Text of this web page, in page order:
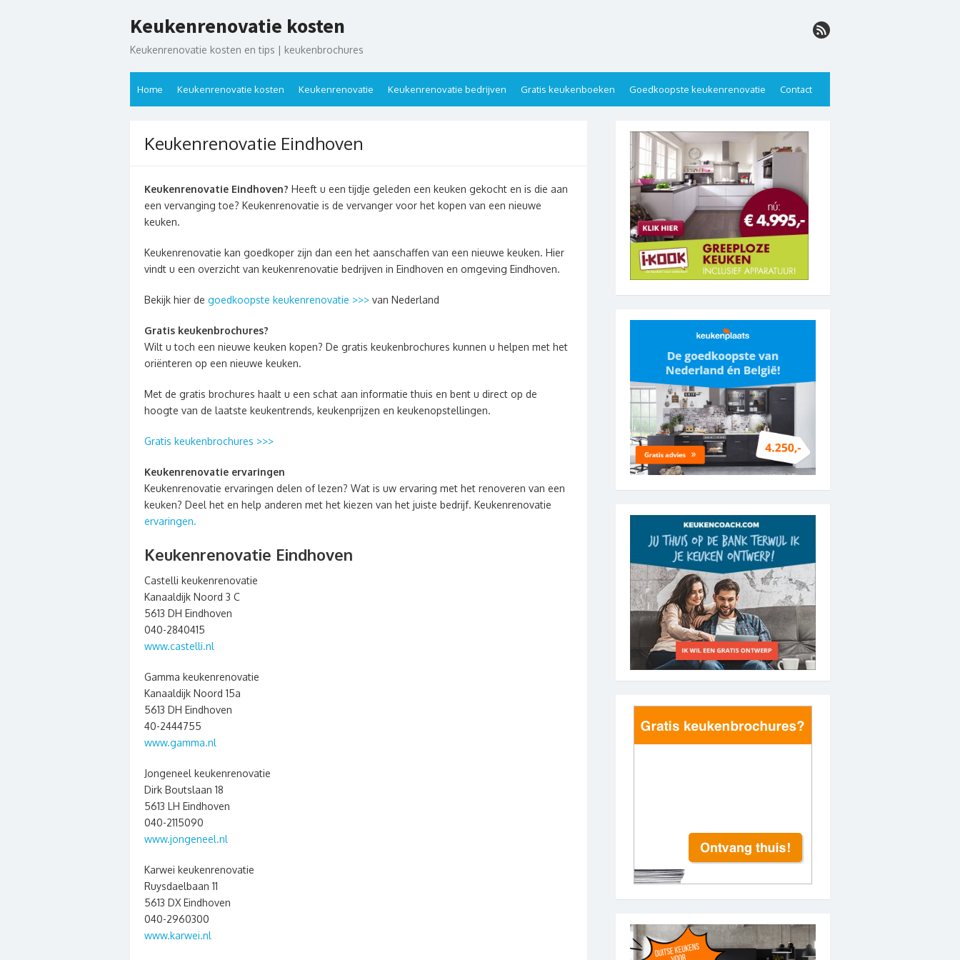
naar
inhoud
Keukenrenovatie kosten
Keukenrenovatie kosten en tips | keukenbrochures
Home Keukenrenovatie kosten Keukenrenovatie Keukenrenovatie bedrijven Gratis keukenboeken Goedkoopste keukenrenovatie Contact
Keukenrenovatie Eindhoven
Keukenrenovatie Eindhoven? Heeft u een tijdje geleden een keuken gekocht en is die aan
een vervanging toe? Keukenrenovatie is de vervanger voor het kopen van een nieuwe
keuken.
Keukenrenovatie kan goedkoper zijn dan een het aanschaffen van een nieuwe keuken. Hier
vindt u een overzicht van keukenrenovatie bedrijven in Eindhoven en omgeving Eindhoven.
Bekijk hier de goedkoopste keukenrenovatie >>> van Nederland
Gratis keukenbrochures?
Wilt u toch een nieuwe keuken kopen? De gratis keukenbrochures kunnen u helpen met het
oriënteren op een nieuwe keuken.
Met de gratis brochures haalt u een schat aan informatie thuis en bent u direct op de
hoogte van de laatste keukentrends, keukenprijzen en keukenopstellingen.
Gratis keukenbrochures >>>
Keukenrenovatie ervaringen
Keukenrenovatie ervaringen delen of lezen? Wat is uw ervaring met het renoveren van een
keuken? Deel het en help anderen met het kiezen van het juiste bedrijf. Keukenrenovatie
ervaringen.
Keukenrenovatie Eindhoven
Castelli keukenrenovatie
Kanaaldijk Noord 3 C
5613 DH Eindhoven
040-2840415
www.castelli.nl
Gamma keukenrenovatie
Kanaaldijk Noord 15a
5613 DH Eindhoven
40-2444755
www.gamma.nl
Jongeneel keukenrenovatie
Dirk Boutslaan 18
5613 LH Eindhoven
040-2115090
www.jongeneel.nl
Karwei keukenrenovatie
Ruysdaelbaan 11
5613 DX Eindhoven
040-2960300
www.karwei.nl